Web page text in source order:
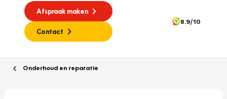
Afspraak maken
Contact
8.9/10
Onderhoud en reparatie